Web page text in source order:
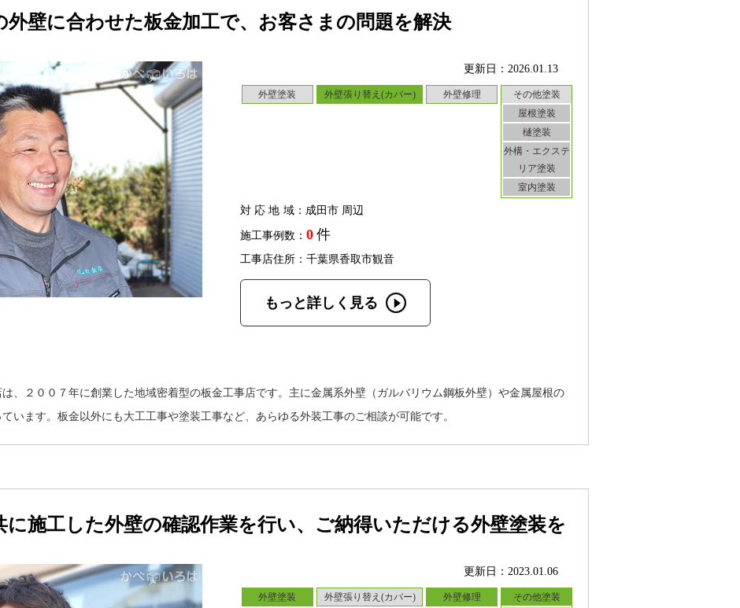
外壁に合わせた板金加工で、お客さまの問題を解決
更新日：2026.01.13
外壁塗装 外壁張り替え(カバー) 外壁修理
その他塗装
屋根塗装
樋塗装
外構・エクステ
リア塗装
室内塗装
対応地域：成田市 周辺
施工事例数： 0 件
工事店住所：千葉県香取市観音
もっと詳しく見る
、２００７年に創業した地域密着型の板金工事店です。主に金属系外壁（ガルバリウム鋼板外壁）や金属屋根の
います。板金以外にも大工工事や塗装工事など、あらゆる外装工事のご相談が可能です。
に施工した外壁の確認作業を行い、ご納得いただける外壁塗装を
更新日：2023.01.06
外壁塗装 外壁張り替え(カバー) 外壁修理
その他塗装